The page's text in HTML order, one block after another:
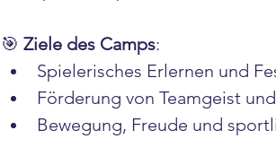
🎯 Ziele des Camps:
Spielerisches Erlernen und
Förderung von Teamgeist
Bewegung, Freude und